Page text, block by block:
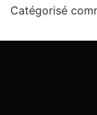
Catégorisé